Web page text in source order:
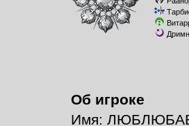
Об игроке
Имя: